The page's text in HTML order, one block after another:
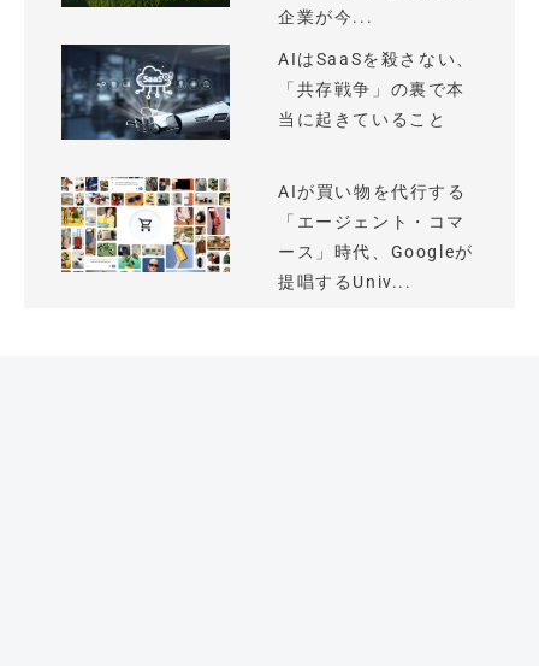
企業が今...
AIはSaaSを殺さない、
「共存戦争」の裏で本
当に起きていること
AIが買い物を代行する
「エージェント・コマ
ース」時代、Googleが
提唱するUniv...